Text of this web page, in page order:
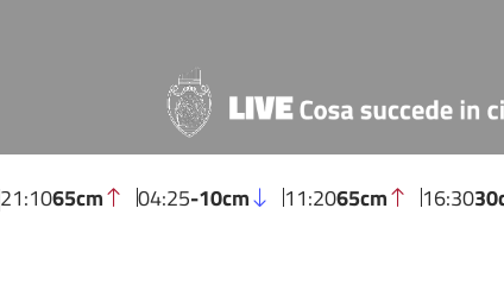
21:1065cm 04:25-10cm 11:2065cm 16:30